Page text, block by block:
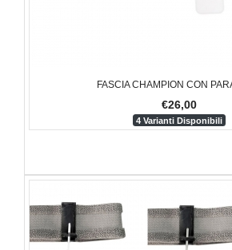
FASCIA CHAMPION CON
€26,00
4 Varianti Disponibili